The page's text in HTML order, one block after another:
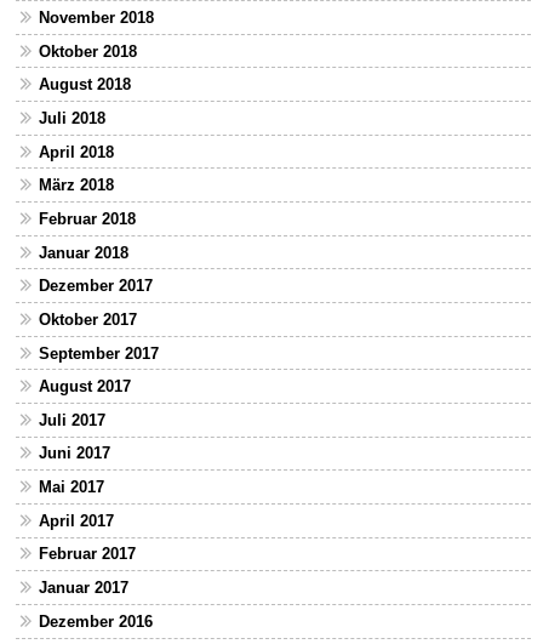
November 2018
Oktober 2018
August 2018
Juli 2018
April 2018
März 2018
Februar 2018
Januar 2018
Dezember 2017
Oktober 2017
September 2017
August 2017
Juli 2017
Juni 2017
Mai 2017
April 2017
Februar 2017
Januar 2017
Dezember 2016